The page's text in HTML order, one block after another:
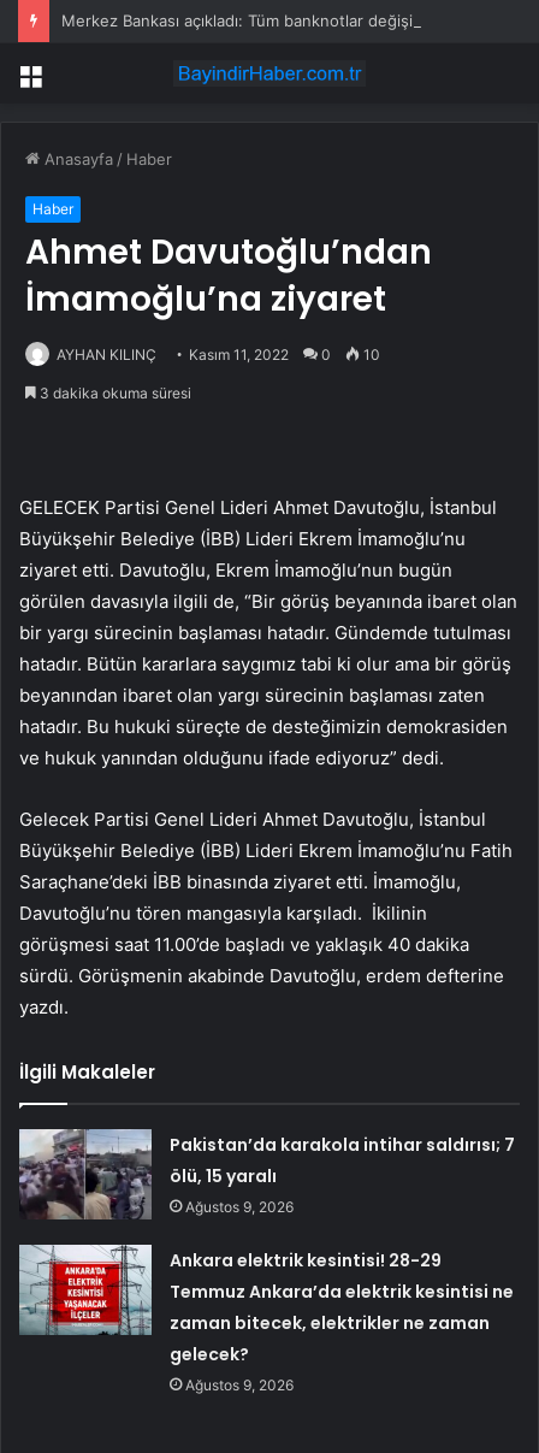
Merkez Bankası açıkladı: Tüm banknotlar değişiyor
Menü
Anasayfa / Haber
Haber
Ahmet Davutoğlu’ndan
İmamoğlu’na ziyaret
AYHAN KILINÇ Kasım 11, 2022 0 10
3 dakika okuma süresi
GELECEK Partisi Genel Lideri Ahmet Davutoğlu, İstanbul
Büyükşehir Belediye (İBB) Lideri Ekrem İmamoğlu’nu
ziyaret etti. Davutoğlu, Ekrem İmamoğlu’nun bugün
görülen davasıyla ilgili de, “Bir görüş beyanında ibaret olan
bir yargı sürecinin başlaması hatadır. Gündemde tutulması
hatadır. Bütün kararlara saygımız tabi ki olur ama bir görüş
beyanından ibaret olan yargı sürecinin başlaması zaten
hatadır. Bu hukuki süreçte de desteğimizin demokrasiden
ve hukuk yanından olduğunu ifade ediyoruz” dedi.
Gelecek Partisi Genel Lideri Ahmet Davutoğlu, İstanbul
Büyükşehir Belediye (İBB) Lideri Ekrem İmamoğlu’nu Fatih
Saraçhane’deki İBB binasında ziyaret etti. İmamoğlu,
Davutoğlu’nu tören mangasıyla karşıladı. İkilinin
görüşmesi saat 11.00’de başladı ve yaklaşık 40 dakika
sürdü. Görüşmenin akabinde Davutoğlu, erdem defterine
yazdı.
İlgili Makaleler
Pakistan’da karakola intihar saldırısı; 7
ölü, 15 yaralı
Ağustos 9, 2026
Ankara elektrik kesintisi! 28-29
Temmuz Ankara’da elektrik kesintisi ne
zaman bitecek, elektrikler ne zaman
gelecek?
Ağustos 9, 2026